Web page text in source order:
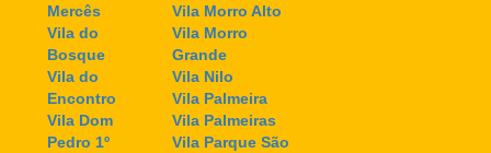
Mercês
Vila do
Bosque
Vila do
Encontro
Vila Dom
Pedro 1º
Vila Morro Alto
Vila Morro
Grande
Vila Nilo
Vila Palmeira
Vila Palmeiras
Vila Parque São